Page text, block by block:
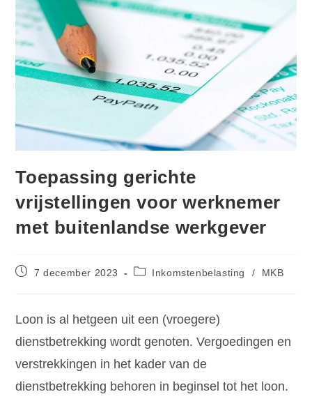
Toepassing gerichte
vrijstellingen voor werknemer
met buitenlandse werkgever
7 december 2023 Inkomstenbelasting / MKB
Loon is al hetgeen uit een (vroegere)
dienstbetrekking wordt genoten. Vergoedingen en
verstrekkingen in het kader van de
dienstbetrekking behoren in beginsel tot het loon.